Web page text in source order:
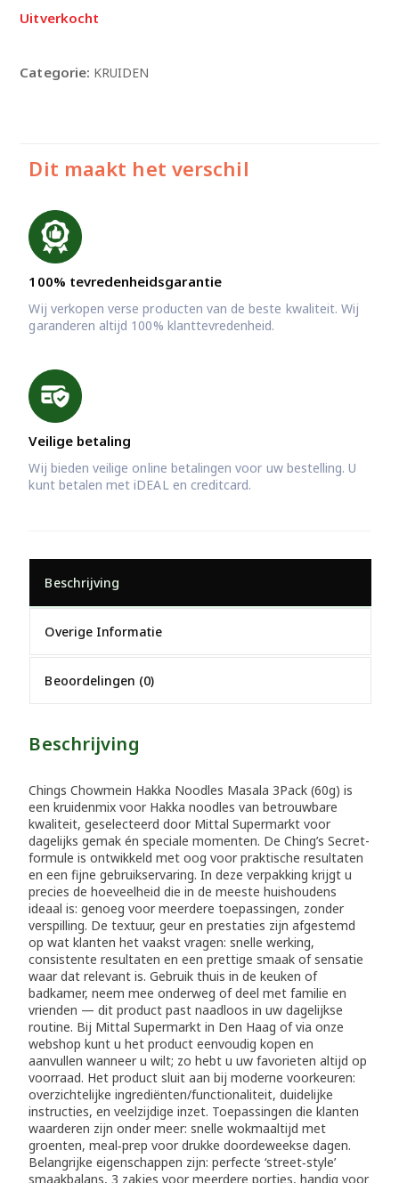
Uitverkocht
Categorie: KRUIDEN
Dit maakt het verschil
100% tevredenheidsgarantie
Wij verkopen verse producten van de beste kwaliteit. Wij
garanderen altijd 100% klanttevredenheid.
Veilige betaling
Wij bieden veilige online betalingen voor uw bestelling. U
kunt betalen met iDEAL en creditcard.
Beschrijving
Overige Informatie
Beoordelingen (0)
Beschrijving
Chings Chowmein Hakka Noodles Masala 3Pack (60g) is
een kruidenmix voor Hakka noodles van betrouwbare
kwaliteit, geselecteerd door Mittal Supermarkt voor
dagelijks gemak én speciale momenten. De Ching’s Secret-
formule is ontwikkeld met oog voor praktische resultaten
en een fijne gebruikservaring. In deze verpakking krijgt u
precies de hoeveelheid die in de meeste huishoudens
ideaal is: genoeg voor meerdere toepassingen, zonder
verspilling. De textuur, geur en prestaties zijn afgestemd
op wat klanten het vaakst vragen: snelle werking,
consistente resultaten en een prettige smaak of sensatie
waar dat relevant is. Gebruik thuis in de keuken of
badkamer, neem mee onderweg of deel met familie en
vrienden — dit product past naadloos in uw dagelijkse
routine. Bij Mittal Supermarkt in Den Haag of via onze
webshop kunt u het product eenvoudig kopen en
aanvullen wanneer u wilt; zo hebt u uw favorieten altijd op
voorraad. Het product sluit aan bij moderne voorkeuren:
overzichtelijke ingrediënten/functionaliteit, duidelijke
instructies, en veelzijdige inzet. Toepassingen die klanten
waarderen zijn onder meer: snelle wokmaaltijd met
groenten, meal‑prep voor drukke doordeweekse dagen.
Belangrijke eigenschappen zijn: perfecte ‘street‑style’
smaakbalans, 3 zakjes voor meerdere porties, handig voor